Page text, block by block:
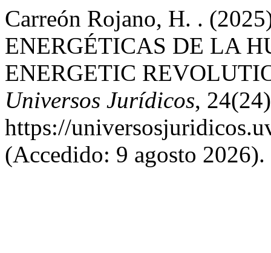
Carreón Rojano, H. .
ENERGÉTICAS DE LA
ENERGETIC
Universos Jurídicos,
https://
(Accedido: 9 agosto 2026).